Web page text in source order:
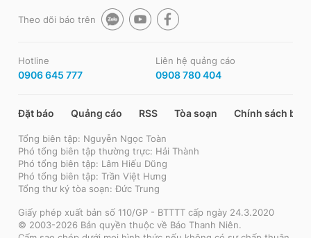
Theo dõi báo trên
Hotline
0906 645 777
Liên hệ quảng cáo
0908 780 404
Đặt báo Quảng cáo RSS Tòa soạn Chính sách bảo
Tổng biên tập: Nguyễn Ngọc Toàn
Phó tổng biên tập thường trực: Hải Thành
Phó tổng biên tập: Lâm Hiếu Dũng
Phó tổng biên tập: Trần Việt Hưng
Tổng thư ký tòa soạn: Đức Trung
Giấy phép xuất bản số 110/GP - BTTTT cấp ngày 24.3.2020
© 2003-2026 Bản quyền thuộc về Báo Thanh Niên.